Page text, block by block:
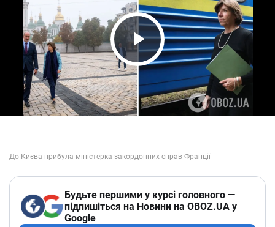
Play Video
Будьте першими у курсі головного —
підпишіться на Новини на OBOZ.UA у
Google